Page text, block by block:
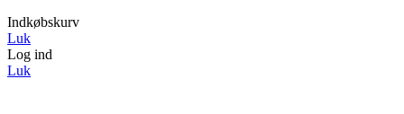
Indkøbskurv
Luk
Log ind
Luk